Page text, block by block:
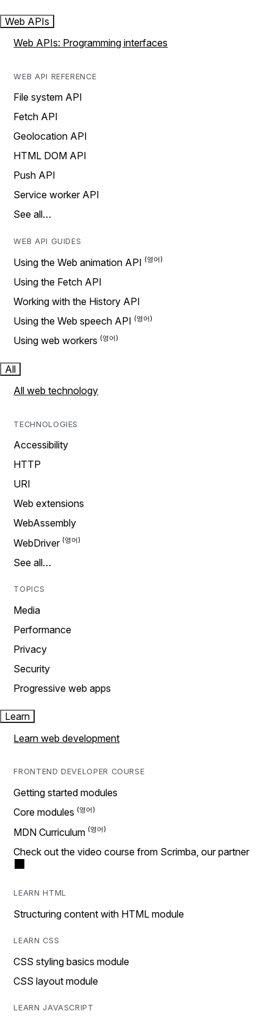
Web APIs
Web APIs: Programming interfaces
WEB API REFERENCE
File system API
Fetch API
Geolocation API
HTML DOM API
Push API
Service worker API
See all…
WEB API GUIDES
Using the Web animation API
Using the Fetch API
Working with the History API
Using the Web speech API
Using web workers
All
All web technology
TECHNOLOGIES
Accessibility
HTTP
URI
Web extensions
WebAssembly
WebDriver
See all…
TOPICS
Media
Performance
Privacy
Security
Progressive web apps
Learn
Learn web development
FRONTEND DEVELOPER COURSE
Getting started modules
Core modules
MDN Curriculum
Check out the video course from Scrimba, our partner
LEARN HTML
Structuring content with HTML module
LEARN CSS
CSS styling basics module
CSS layout module
LEARN JAVASCRIPT